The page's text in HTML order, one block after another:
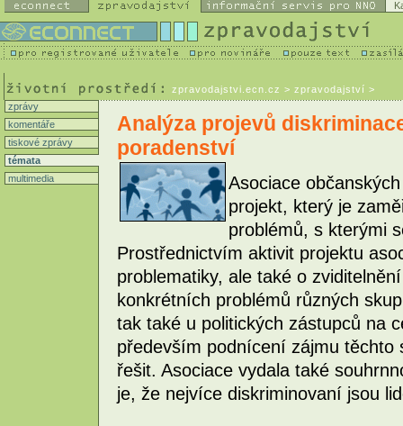
zpravodajstvi.ecn.cz > zpravodajství >
zprávy
komentáře
tiskové zprávy
témata
multimedia
Analýza projevů
poradenství
Asociace
projekt, který je
problémů, s kterými
Prostřednictvím aktivit projektu
problematiky, ale také o
konkrétních problémů různých
tak také u politických zástupců na
především podnícení zájmu těchto
řešit. Asociace vydala také
je, že nejvíce diskriminovaní jsou